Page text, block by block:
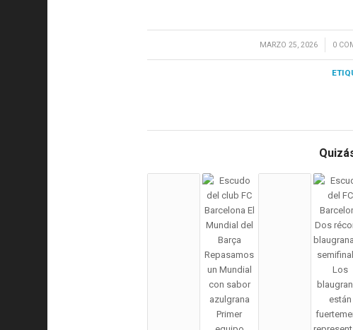
MARZO 25, 2026
/ 0